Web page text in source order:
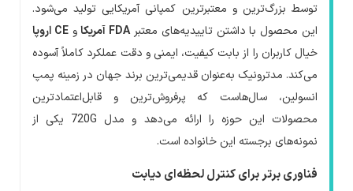
توسط بزرگ‌ترین و معتبرترین کمپانی آمریکایی تولید می‌شود.
این محصول با داشتن تاییدیه‌های معتبرFDA آمریکا وCE اروپا
خیال کاربران را از بابت کیفیت، ایمنی و دقت عملکرد کاملاً آسوده
می‌کند. مدترونیک به‌عنوان قدیمی‌ترین برند جهان در زمینه پمپ
انسولین، سال‌هاست که پرفروش‌ترین و قابل‌اعتمادترین
محصولات این حوزه را ارائه می‌دهد و مدل 720G یکی از
‌نمونه‌های برجسته این خانواده است.
فناوری برتر برای کنترل لحظه‌ای دیابت